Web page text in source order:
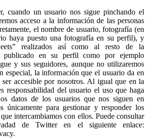
cuando un usuario nos sigue pinchando el
acceso a la información de las personas
el nombre de usuario, fotografía (en
haya puesto una fotografía en su perfil), y
realizados así como al resto de la
publicado en su perfil como por ejemplo
y sus seguidores, aunque no utilizaremos
especial, la información que el usuario da en
accesible por nosotros. Al igual que en la
responsabilidad del usuario el uso que haga
datos de los usuarios que nos siguen en
únicamente para gestionar y responder los
intercambiamos con ellos. Puede consultar
de Twitter en el siguiente enlace: